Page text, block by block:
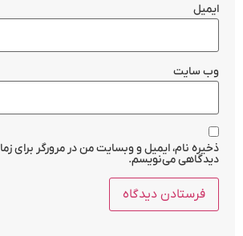
ایمیل
وب‌ سایت
ذخیره نام، ایمیل و وبسایت من در مرورگر برای
دیدگاهی می‌نویسم.